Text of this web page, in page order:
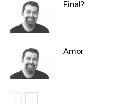
Final?
Amor